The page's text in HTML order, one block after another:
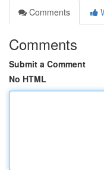
Comments
Comments
Submit a Comment
No HTML